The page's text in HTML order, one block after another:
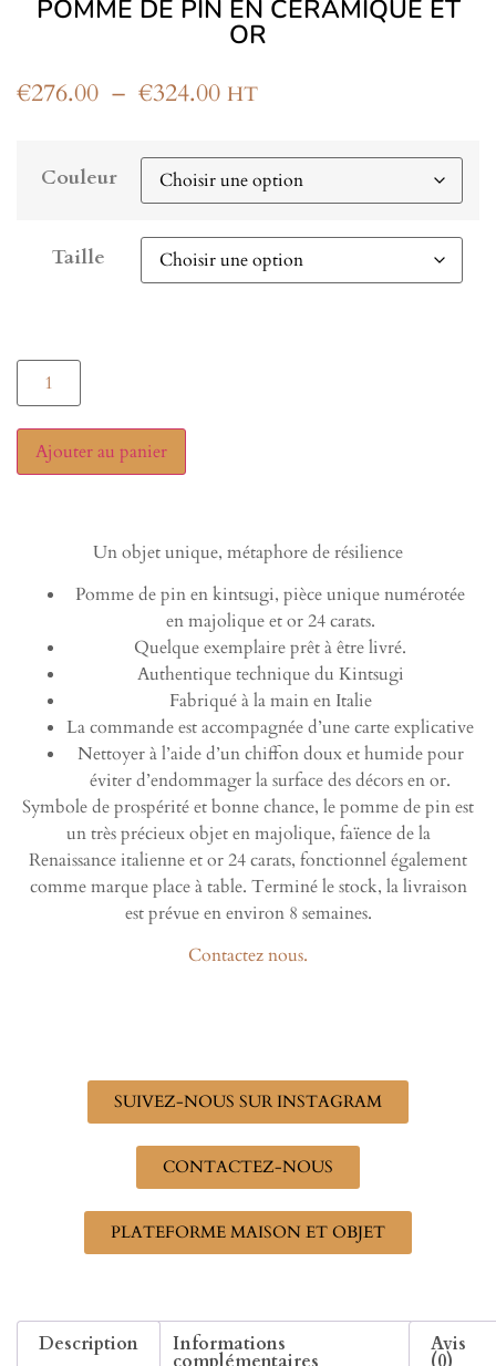
POMME DE PIN EN CÉRAMIQUE ET
OR
€276.00 – €324.00 HT
Couleur
Taille
Ajouter au panier
Un objet unique, métaphore de résilience
Pomme de pin en kintsugi, pièce unique numérotée
en majolique et or 24 carats.
Quelque exemplaire prêt à être livré.
Authentique technique du Kintsugi
Fabriqué à la main en Italie
La commande est accompagnée d’une carte explicative
Nettoyer à l’aide d’un chiffon doux et humide pour
éviter d’endommager la surface des décors en or.
Symbole de prospérité et bonne chance, le pomme de pin est
un très précieux objet en majolique, faïence de la
Renaissance italienne et or 24 carats, fonctionnel également
comme marque place à table. Terminé le stock, la livraison
est prévue en environ 8 semaines.
Contactez nous.
SUIVEZ-NOUS SUR INSTAGRAM
CONTACTEZ-NOUS
PLATEFORME MAISON ET OBJET
Description Informations Avis